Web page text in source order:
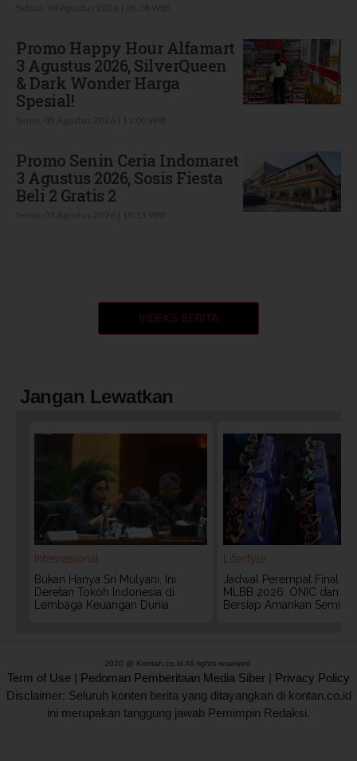
Promo Happy Hour Alfamart
3 Agustus 2026, SilverQueen
& Dark Wonder Harga
Spesial!
Promo Senin Ceria Indomaret
3 Agustus 2026, Sosis Fiesta
Beli 2 Gratis 2
INDEKS BERITA
Jangan Lewatkan
Internasional
Bukan Hanya Sri Mulyani, Ini
Deretan Tokoh Indonesia di
Lembaga Keuangan Dunia
Lifestyle
Jadwal Perempat Final
MLBB 2026: ONIC dan
Bersiap Amankan
2020 @ Kontan.co.id All rights reserved.
Term of Use | Pedoman Pemberitaan Media Siber | Privacy Policy
Disclaimer: Seluruh konten berita yang ditayangkan di kontan.co.id
ini merupakan tanggung jawab Pemimpin Redaksi.